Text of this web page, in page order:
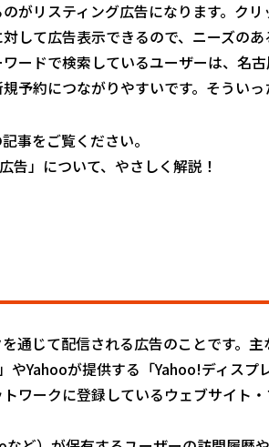
がリスティング広告になります。ク
して広告表示できるので、ニーズの
ドで検索しているユーザーは、名
予約につながりやすいです。そうい
事をご覧ください。
告」について、やさしく解説！
通じて配信される広告のことです。
やYahooが提供する「Yahoo!ディスプ
ワークに登録しているウェブサイト